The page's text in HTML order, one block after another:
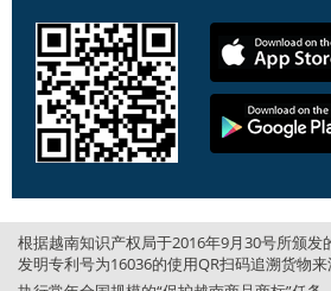
根据越南知识产权局于2016年9月30号所颁发
发明专利号为16036的使用QR扫码追溯货物来